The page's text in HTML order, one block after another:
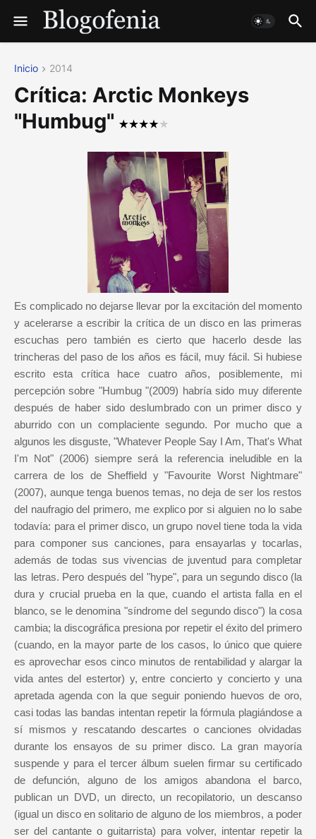
Inicio 2014
Crítica: Arctic Monkeys
"Humbug"
Es complicado no dejarse llevar por la excitación del momento
y acelerarse a escribir la crítica de un disco en las primeras
escuchas pero también es cierto que hacerlo desde las
trincheras del paso de los años es fácil, muy fácil. Si hubiese
escrito esta crítica hace cuatro años, posiblemente, mi
percepción sobre "Humbug "(2009) habría sido muy diferente
después de haber sido deslumbrado con un primer disco y
aburrido con un complaciente segundo. Por mucho que a
algunos les disguste, "Whatever People Say I Am, That's What
I'm Not" (2006) siempre será la referencia ineludible en la
carrera de los de Sheffield y "Favourite Worst Nightmare"
(2007), aunque tenga buenos temas, no deja de ser los restos
del naufragio del primero, me explico por si alguien no lo sabe
todavía: para el primer disco, un grupo novel tiene toda la vida
para componer sus canciones, para ensayarlas y tocarlas,
además de todas sus vivencias de juventud para completar
las letras. Pero después del "hype", para un segundo disco (la
dura y crucial prueba en la que, cuando el artista falla en el
blanco, se le denomina "síndrome del segundo disco") la cosa
cambia; la discográfica presiona por repetir el éxito del primero
(cuando, en la mayor parte de los casos, lo único que quiere
es aprovechar esos cinco minutos de rentabilidad y alargar la
vida antes del estertor) y, entre concierto y concierto y una
apretada agenda con la que seguir poniendo huevos de oro,
casi todas las bandas intentan repetir la fórmula plagiándose a
sí mismos y rescatando descartes o canciones olvidadas
durante los ensayos de su primer disco. La gran mayoría
suspende y para el tercer álbum suelen firmar su certificado
de defunción, alguno de los amigos abandona el barco,
publican un DVD, un directo, un recopilatorio, un descanso
(igual un disco en solitario de alguno de los miembros, a poder
ser del cantante o guitarrista) para volver, intentar repetir la